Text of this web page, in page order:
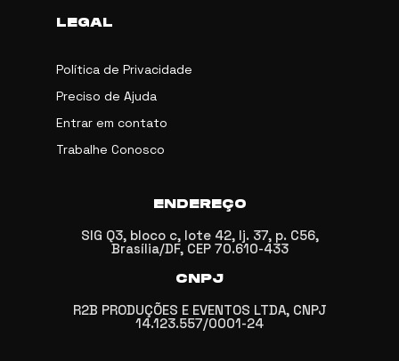
LEGAL
Política de Privacidade
Preciso de Ajuda
Entrar em contato
Trabalhe Conosco
ENDEREÇO
SIG Q3, bloco c, lote 42, lj. 37, p. C56,
Brasília/DF, CEP 70.610-433
CNPJ
R2B PRODUÇÕES E EVENTOS LTDA, CNPJ
14.123.557/0001-24